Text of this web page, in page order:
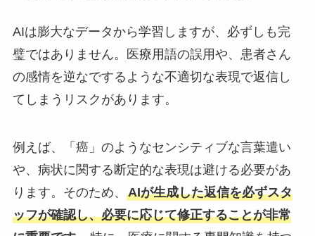
AIは膨大なデータから学習しますが、必ずしも完
璧ではありません。医療用語の誤用や、患者さん
の感情を逆なでするような不適切な表現で返信し
てしまうリスクがあります。
例えば、「癌」のようなセンシティブな言葉遣い
や、病状に関する断定的な表現は避ける必要があ
ります。そのため、 AIが生成した返信を必ずスタ
ッフが確認し、必要に応じて修正することが非常